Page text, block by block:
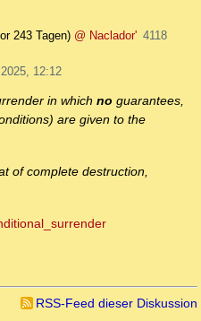
243 Tagen) @ Naclador' 4118
12:12
in which no guarantees,
are given to the
of complete destruction,
RSS-Feed dieser Diskussion